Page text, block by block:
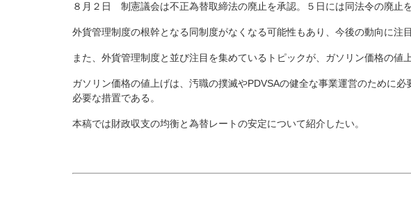
８月２日 制憲議会は不正為替取締法の廃止を承認。５日には同法令の廃止
外貨管理制度の根幹となる同制度がなくなる可能性もあり、今後の動向に注
また、外貨管理制度と並び注目を集めているトピックが、ガソリン価格の値上
ガソリン価格の値上げは、汚職の撲滅やPDVSAの健全な事業運営のために
必要な措置である。
本稿では財政収支の均衡と為替レートの安定について紹介したい。